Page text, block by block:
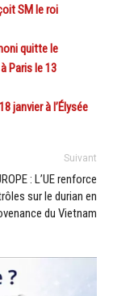
SM le roi
quitte le
Paris le 13
janvier à l’Élysée
Suivant
: L’UE renforce
sur le durian en
du Vietnam